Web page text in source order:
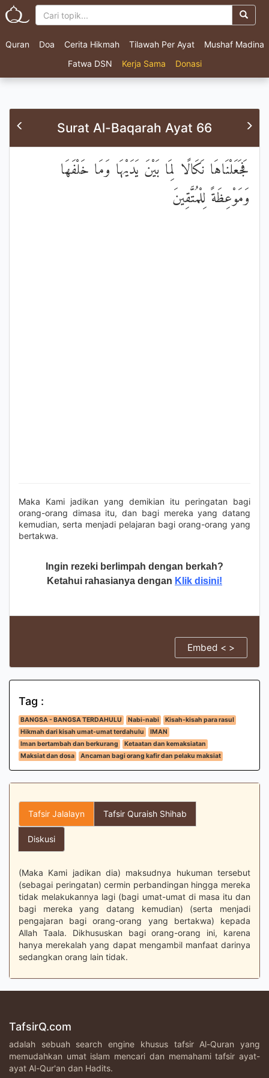
Quran Doa Cerita Hikmah Tilawah Per Ayat
Mushaf Madina
Fatwa DSN
Kerja Sama Donasi
Surat Al-Baqarah Ayat 66
فَجَعَلْنَاهَا نَكَالًا لِمَا بَيْنَ يَدَيْهَا وَمَا خَلْفَهَا
وَمَوْعِظَةً لِلْمُتَّقِينَ
Maka Kami jadikan yang demikian itu peringatan bagi
orang-orang dimasa itu, dan bagi mereka yang datang
kemudian, serta menjadi pelajaran bagi orang-orang yang
bertakwa.
Ingin rezeki berlimpah dengan berkah?
Ketahui rahasianya dengan Klik disini!
Embed < >
Tag :
BANGSA - BANGSA TERDAHULU Nabi-nabi
Kisah-kisah para rasul
Hikmah dari kisah umat-umat terdahulu
IMAN
Iman bertambah dan berkurang
Ketaatan dan kemaksiatan
Maksiat dan dosa
Ancaman bagi orang kafir dan pelaku maksiat
Tafsir Jalalayn Tafsir Quraish Shihab
Diskusi
(Maka Kami jadikan dia) maksudnya hukuman tersebut
(sebagai peringatan) cermin perbandingan hingga mereka
tidak melakukannya lagi (bagi umat-umat di masa itu dan
bagi mereka yang datang kemudian) (serta menjadi
pengajaran bagi orang-orang yang bertakwa) kepada
Allah Taala. Dikhususkan bagi orang-orang ini, karena
hanya merekalah yang dapat mengambil manfaat darinya
sedangkan orang lain tidak.
TafsirQ.com
adalah sebuah search engine khusus tafsir Al-Quran yang
memudahkan umat islam mencari dan memahami tafsir ayat-
ayat Al-Qur'an dan Hadits.